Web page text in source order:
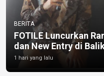
BERITA
FOTILE Luncurkan
dan New Entry di
1 hari yang lalu